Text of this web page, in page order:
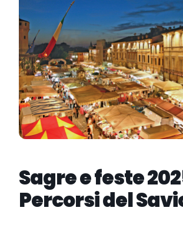
Sagre e feste
Percorsi del